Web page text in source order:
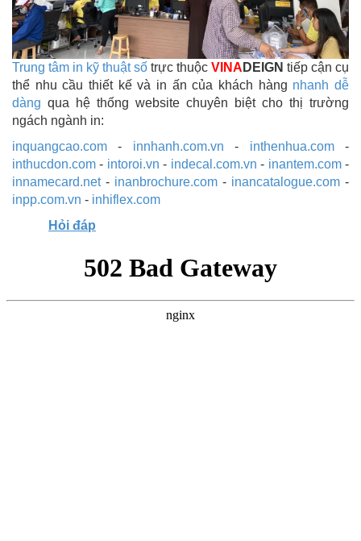
Trung tâm in kỹ thuật số trực thuộc VINA DEIGN tiếp cận cụ
thể nhu cầu thiết kế và in ấn của khách hàng nhanh dễ
dàng qua hệ thống website chuyên biệt cho thị trường
ngách ngành in:
inquangcao.com - innhanh.com.vn - inthenhua.com-
inthucdon.com - intoroi.vn - indecal.com.vn - inantem.com-
innamecard.net- inanbrochure.com - inancatalogue.com -
inpp.com.vn - inhiflex.com
Hỏi đáp